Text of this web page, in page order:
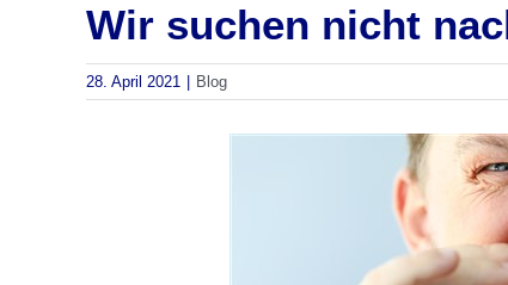
Wir suchen nicht
28. April 2021 Blog